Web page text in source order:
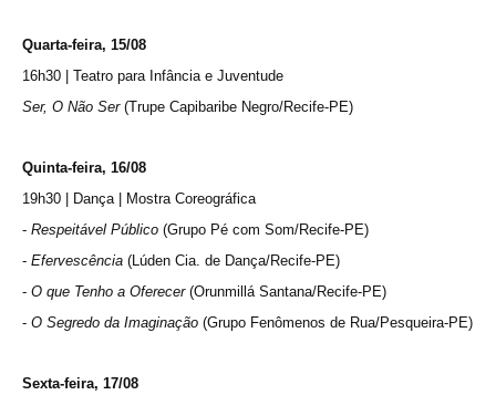
Quarta-feira, 15/08
16h30 | Teatro para Infância e Juventude
Ser, O Não Ser(Trupe Capibaribe Negro/Recife-PE)
Quinta-feira, 16/08
19h30 | Dança | Mostra Coreográfica
- Respeitável Público (Grupo Pé com Som/Recife-PE)
- Efervescência (Lúden Cia. de Dança/Recife-PE)
- O que Tenho a Oferecer(Orunmillá Santana/Recife-PE)
- O Segredo da Imaginação (Grupo Fenômenos de Rua/Pesqueira-PE)
Sexta-feira, 17/08